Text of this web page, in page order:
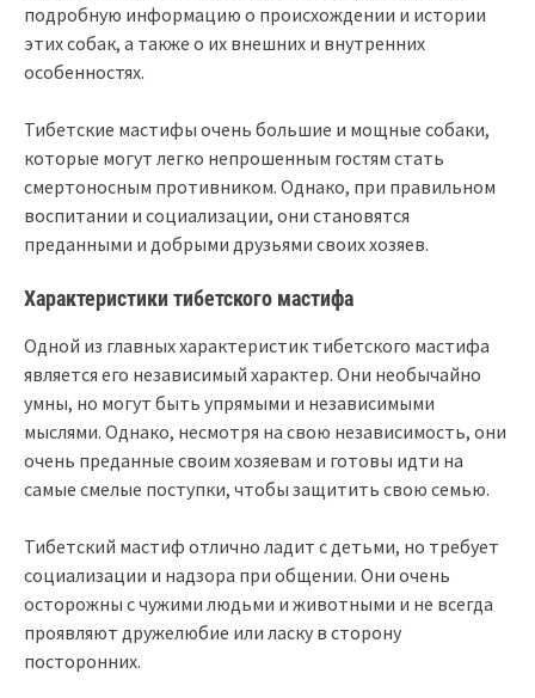
подробную информацию о происхождении и истории
этих собак, а также о их внешних и внутренних
особенностях.
Тибетские мастифы очень большие и мощные собаки,
которые могут легко непрошенным гостям стать
смертоносным противником. Однако, при правильном
воспитании и социализации, они становятся
преданными и добрыми друзьями своих хозяев.
Характеристики тибетского мастифа
Одной из главных характеристик тибетского мастифа
является его независимый характер. Они необычайно
умны, но могут быть упрямыми и независимыми
мыслями. Однако, несмотря на свою независимость, они
очень преданные своим хозяевам и готовы идти на
самые смелые поступки, чтобы защитить свою семью.
Тибетский мастиф отлично ладит с детьми, но требует
социализации и надзора при общении. Они очень
осторожны с чужими людьми и животными и не всегда
проявляют дружелюбие или ласку в сторону
посторонних.